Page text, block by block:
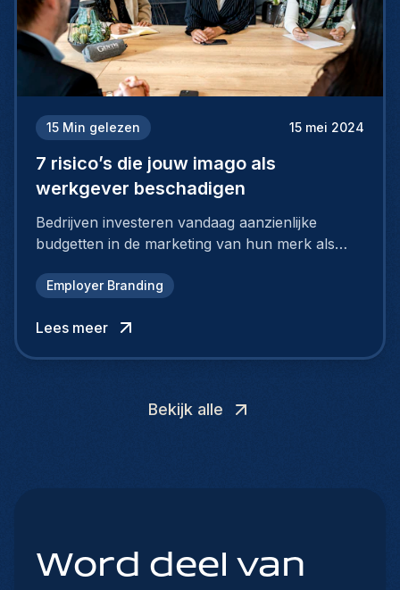
15 Min gelezen 15 mei 2024
7 risico’s die jouw imago als
werkgever beschadigen
Bedrijven investeren vandaag aanzienlijke
budgetten in de marketing van hun merk als
Employer Branding
Lees meer
Bekijk alle
Word deel van